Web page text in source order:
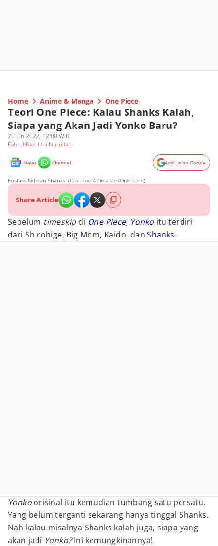
Home Anime & Manga One Piece
Teori One Piece: Kalau Shanks Kalah,
Siapa yang Akan Jadi Yonko Baru?
20 Jun 2022, 12:00 WIB
Fahrul Razi Uni Nurullah
News Channel Add Us on Google
Eustass Kid dan Shanks. (Dok. Toei Animation/One Piece)
Share Article
Sebelum timeskip di One Piece, Yonko itu terdiri
dari Shirohige, Big Mom, Kaido, danShanks.
Yonko orisinal itu kemudian tumbang satu persatu.
Yang belum terganti sekarang hanya tinggal Shanks.
Nah kalau misalnya Shanks kalah juga, siapa yang
akan jadi Yonko?Ini kemungkinannya!